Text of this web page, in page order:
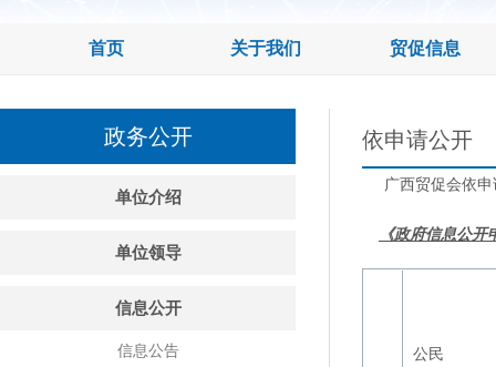
首页 关于我们 贸促信息
政务公开
单位介绍
单位领导
信息公开
信息公告
依申请公开
广西贸促会依
《政府信息公
公民